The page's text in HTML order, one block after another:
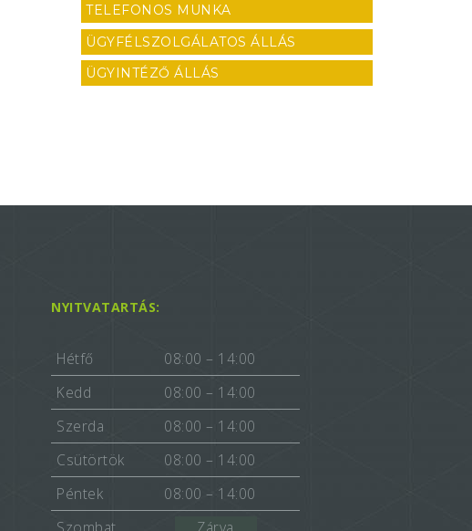
TELEFONOS MUNKA
ÜGYFÉLSZOLGÁLATOS ÁLLÁS
ÜGYINTÉZŐ ÁLLÁS
NYITVATARTÁS:
Hétfő
08:00 – 14:00
Kedd
08:00 – 14:00
Szerda
08:00 – 14:00
Csütörtök
08:00 – 14:00
Péntek
08:00 – 14:00